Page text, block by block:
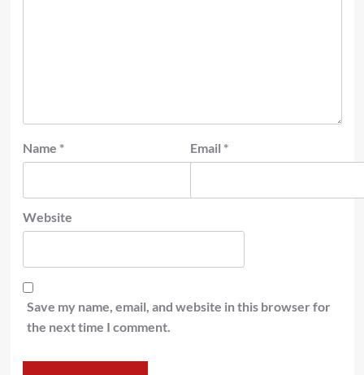
Name * Email *
Website
Save my name, email, and website in this browser for
the next time I comment.